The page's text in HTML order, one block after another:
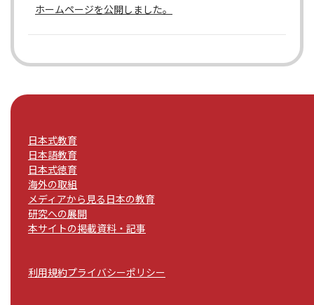
ホームページを公開しました。
日本式教育
日本語教育
日本式徳育
海外の取組
メディアから見る日本の教育
研究への展開
本サイトの掲載資料・記事
利用規約プライバシーポリシー